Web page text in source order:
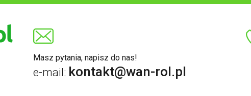
Masz pytania, napisz do nas!
e-mail: kontakt@wan-rol.pl